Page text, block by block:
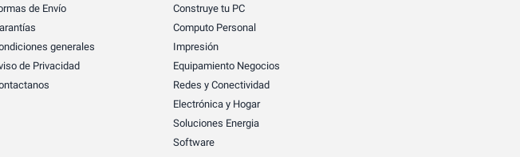
de Envío
generales
de Privacidad
Construye tu PC
Computo Personal
Impresión
Equipamiento Negocios
Redes y Conectividad
Electrónica y Hogar
Soluciones Energia
Software